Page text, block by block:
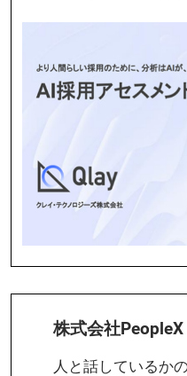
株式会社PeopleX
人と話しているか